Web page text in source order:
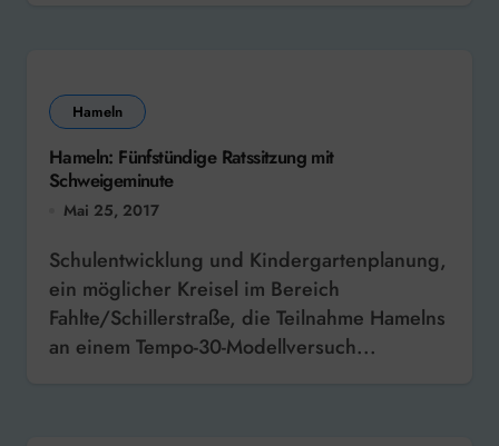
Hameln
Hameln: Fünfstündige Ratssitzung mit
Schweigeminute
Mai 25, 2017
Schulentwicklung und Kindergartenplanung,
ein möglicher Kreisel im Bereich
Fahlte/Schillerstraße, die Teilnahme Hamelns
an einem Tempo-30-Modellversuch...